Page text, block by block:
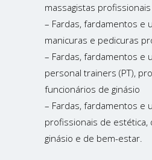
massagistas profissionais
– Fardas, fardamentos e
manicuras e pedicuras
– Fardas, fardamentos e
personal trainers (PT),
funcionários de ginásio
– Fardas, fardamentos e
profissionais de estética,
ginásio e de bem-estar.